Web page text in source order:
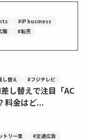
#IP business
報 #転売
し替え #フジテレビ
し替えで注目「AC
料金はど...
トリー翠 #交通広告